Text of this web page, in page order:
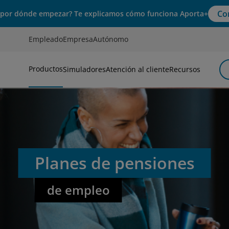
dónde empezar? Te explicamos cómo funciona Aporta+
EmpleadoEmpresaAutónomo
ProductosSimuladoresAtención al clienteRecursos
Planes de pensiones
de empleo